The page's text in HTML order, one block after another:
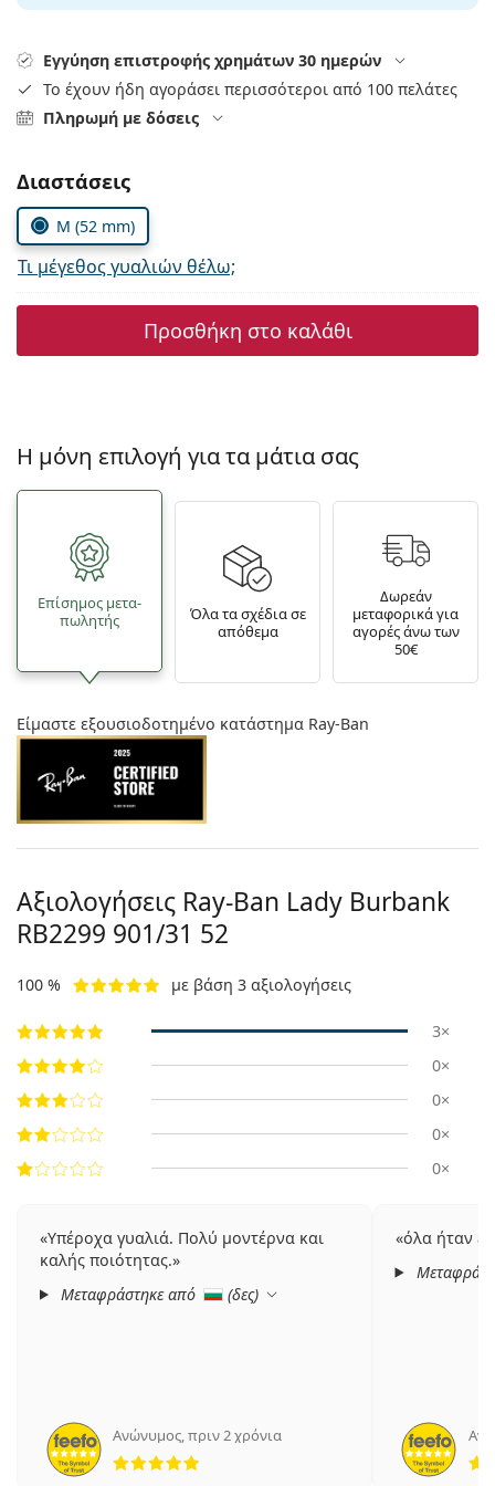
Persol
Prada
Όλες οι μάρκες
Εγγύηση επιστροφής χρημάτων 30 ημερών
Το έχουν ήδη αγοράσει περισσότεροι από 100 πελάτες
Πληρωμή με δόσεις
Συμπληρώστε τις παράμετρους
Διαστάσεις
M (52 mm)
Τι μέγεθος γυαλιών θέλω;
Προσθήκη στο καλάθι
Η μόνη επιλογή για τα μάτια σας
Επίσημος μετα­
πωλητής
Όλα τα σχέδια σε
απόθεμα
Δωρεάν
μεταφορικά για
αγορές άνω των
50€
Είμαστε εξουσιοδοτημένο κατάστημα Ray-Ban
Αξιολογήσεις Ray-Ban Lady Burbank
RB2299 901/31 52
100 % με βάση 3 αξιολογήσεις
3×
0×
0×
0×
0×
Υπέροχα γυαλιά. Πολύ μοντέρνα και
καλής ποιότητας.
Μεταφράστηκε από
(δες)
Ανώνυμος,πριν 2 χρόνια
5 αξιολογήσεις από 5
όλα ήταν